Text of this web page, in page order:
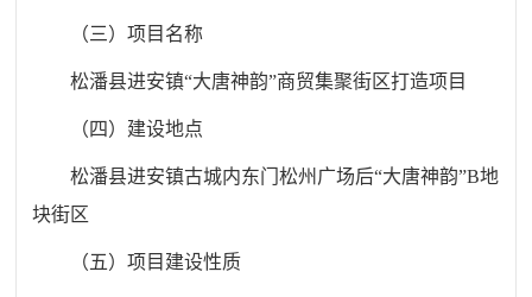
（三）项目名称
松潘县进安镇“大唐神韵”商贸集聚街区打造项目
（四）建设地点
松潘县进安镇古城内东门松州广场后“大唐神韵”B地
块街区
（五）项目建设性质